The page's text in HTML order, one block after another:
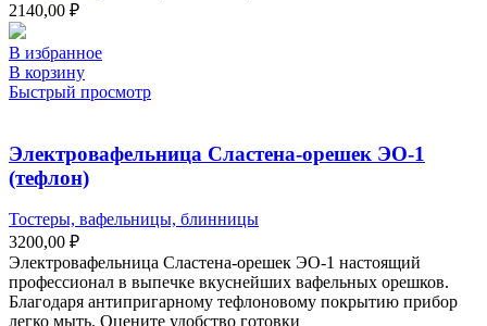
2140,00 ₽
В избранное
В корзину
Быстрый просмотр
Электровафельница Сластена-орешек ЭО-1
(тефлон)
Тостеры, вафельницы, блинницы
3200,00 ₽
Электровафельница Сластена-орешек ЭО-1 настоящий
профессионал в выпечке вкуснейших вафельных орешков.
Благодаря антипригарному тефлоновому покрытию прибор
легко мыть. Оцените удобство готовки